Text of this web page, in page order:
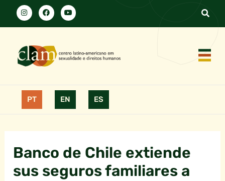
PT EN ES
Banco de Chile extiende
sus seguros familiares a